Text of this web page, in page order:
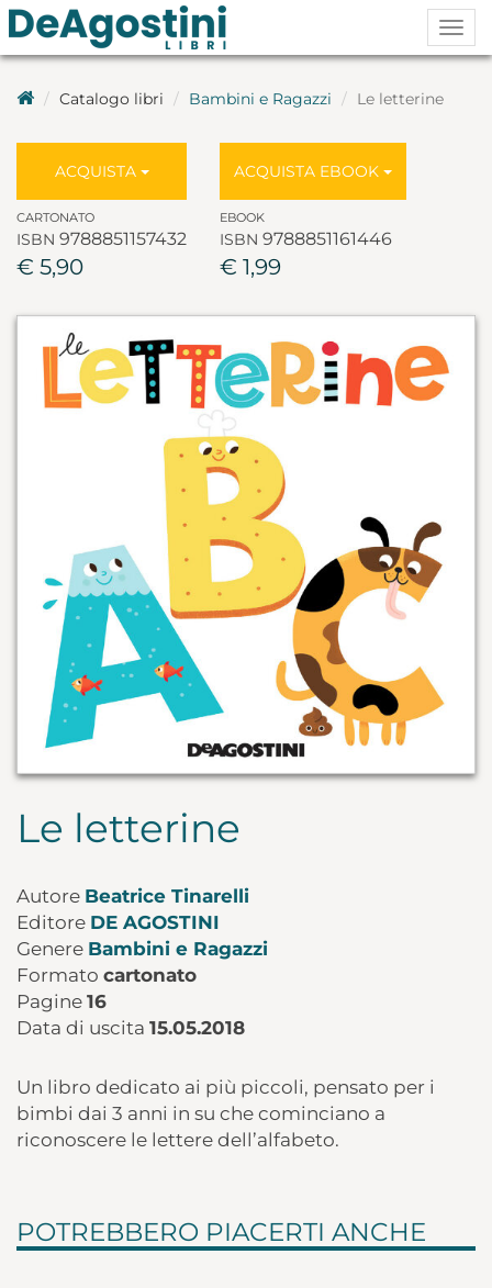
Catalogo libri Bambini e Ragazzi Le letterine
ACQUISTA
CARTONATO
ISBN 9788851157432
€ 5,90
ACQUISTA EBOOK
EBOOK
ISBN 9788851161446
€ 1,99
Le letterine
Autore Beatrice Tinarelli
Editore DE AGOSTINI
Genere Bambini e Ragazzi
Formato cartonato
Pagine 16
Data di uscita 15.05.2018
Un libro dedicato ai più piccoli, pensato per i
bimbi dai 3 anni in su che cominciano a
riconoscere le lettere dell’alfabeto.
POTREBBERO PIACERTI ANCHE